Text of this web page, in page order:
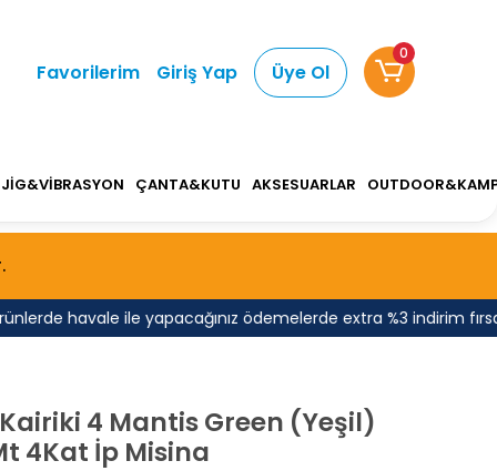
havale ile yapacağınız ödemelerde extra %3 indirim fırsatını
Favorilerim Giriş Yap Üye Ol
0
JİG&VİBRASYON ÇANTA&KUTU AKSESUARLAR
4 Mantis Green (Yeşil)
4Kat İp Misina